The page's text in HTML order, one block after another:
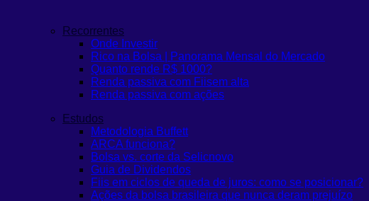
Recorrentes
Onde Investir
Rico na Bolsa | Panorama Mensal do Mercado
Quanto rende R$ 1000?
Renda passiva com Fiisem alta
Renda passiva com ações
Estudos
Metodologia Buffett
ARCA funciona?
Bolsa vs. corte da Selicnovo
Guia de Dividendos
Fiis em ciclos de queda de juros: como se posicionar?
Ações da bolsa brasileira que nunca deram prejuízo